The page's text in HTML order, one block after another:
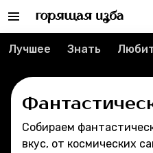
Контакты
О проекте
Лучшее Знать
Собираем
вкус, от космических